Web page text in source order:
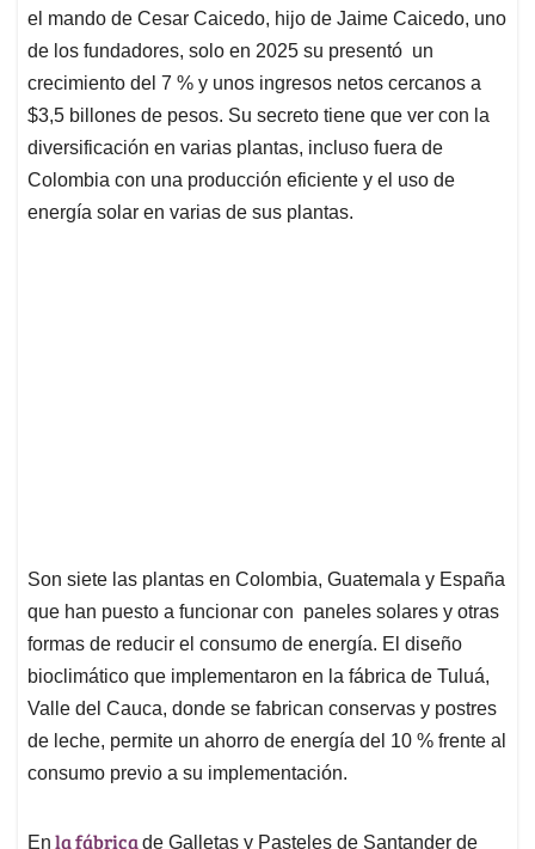
p
k
n
el mando de Cesar Caicedo, hijo de Jaime Caicedo, uno
de los fundadores, solo en 2025 su presentó un
crecimiento del 7 % y unos ingresos netos cercanos a
$3,5 billones de pesos. Su secreto tiene que ver con la
diversificación en varias plantas, incluso fuera de
Colombia con una producción eficiente y el uso de
energía solar en varias de sus plantas.
Son siete las plantas en Colombia, Guatemala y España
que han puesto a funcionar con paneles solares y otras
formas de reducir el consumo de energía. El diseño
bioclimático que implementaron en la fábrica de Tuluá,
Valle del Cauca, donde se fabrican conservas y postres
de leche, permite un ahorro de energía del 10 % frente al
consumo previo a su implementación.
En la fábricade Galletas y Pasteles de Santander de